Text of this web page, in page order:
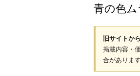
青の色ム
旧サイトか
掲載内容・
合があります